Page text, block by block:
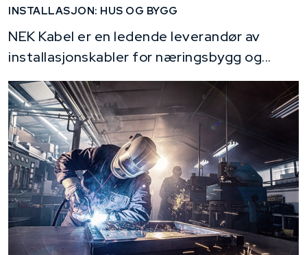
INSTALLASJON: HUS OG BYGG
NEK Kabel er en ledende leverandør av
installasjonskabler for næringsbygg og...